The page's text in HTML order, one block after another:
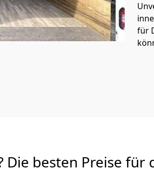
für
besten Preise für